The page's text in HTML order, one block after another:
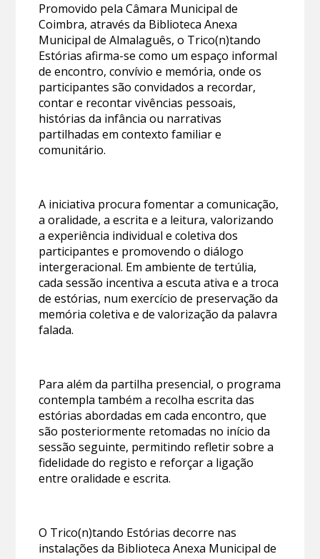
Promovido pela Câmara Municipal de
Coimbra, através da Biblioteca Anexa
Municipal de Almalaguês, o Trico(n)tando
Estórias afirma-se como um espaço informal
de encontro, convívio e memória, onde os
participantes são convidados a recordar,
contar e recontar vivências pessoais,
histórias da infância ou narrativas
partilhadas em contexto familiar e
comunitário.
A iniciativa procura fomentar a comunicação,
a oralidade, a escrita e a leitura, valorizando
a experiência individual e coletiva dos
participantes e promovendo o diálogo
intergeracional. Em ambiente de tertúlia,
cada sessão incentiva a escuta ativa e a troca
de estórias, num exercício de preservação da
memória coletiva e de valorização da palavra
falada.
Para além da partilha presencial, o programa
contempla também a recolha escrita das
estórias abordadas em cada encontro, que
são posteriormente retomadas no início da
sessão seguinte, permitindo refletir sobre a
fidelidade do registo e reforçar a ligação
entre oralidade e escrita.
O Trico(n)tando Estórias decorre nas
instalações da Biblioteca Anexa Municipal de